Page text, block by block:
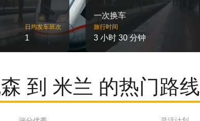
日均发车班次
1
一次换车
旅行时间
3 小时 30 分钟
到 米兰 的热门路线